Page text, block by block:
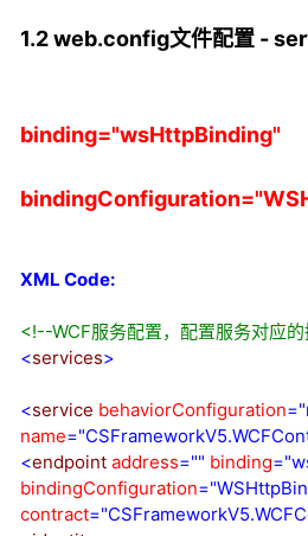
1.2web.config文件配置 -
binding="wsHttpBinding"
XML Code:
<!--WCF服务配置，配置服务对应的
<services>
<service behaviorConfiguration
name
<endpoint address="" binding
bindingConfiguration
contract